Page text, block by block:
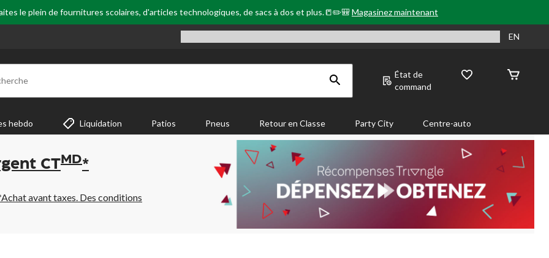
le plein de fournitures scolaires, d'articles technologiques, de sacs à dos et plus.📒✏️🎒Magasinez maintenant
EN
État de
command
hebdo Liquidation Patios Pneus Retour en Classe Party City Centre-auto
CT MD*
avant taxes. Des conditions